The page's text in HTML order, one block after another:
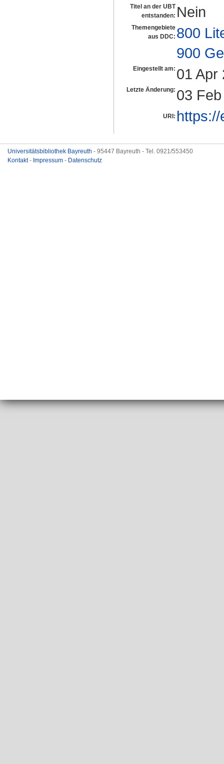
Titel an der UBT
entstanden: Nein
Themengebiete
aus DDC: 800
900
Eingestellt am: 01 Apr
Letzte Änderung: 03
URI:
Universitätsbibliothek Bayreuth - 95447 Bayreuth - Tel. 0921/553450
Kontakt- Impressum - Datenschutz